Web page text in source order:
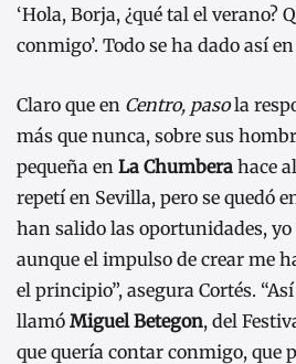
‘Hola, Borja, ¿qué tal el verano?
conmigo’. Todo se ha dado así
Claro que en Centro, pasola
más que nunca, sobre sus
pequeña en La Chumbera hace
repetí en Sevilla, pero se quedó
han salido las oportunidades, yo
aunque el impulso de crear me
el principio”, asegura Cortés.
llamó Miguel Betegon, del
que quería contar conmigo, que